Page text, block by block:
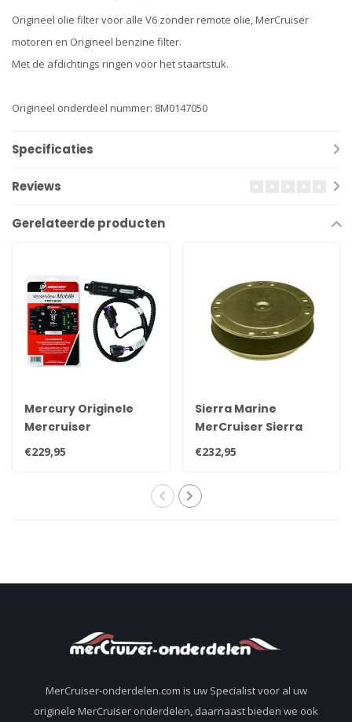
Origineel olie filter voor alle V6 zonder remote olie, MerCruiser
motoren en Origineel benzine filter.
Met de afdichtings ringen voor het staartstuk.
Origineel onderdeel nummer: 8M0147050
Specificaties
Reviews
Gerelateerde producten
Mercury Originele
Mercruiser
VesselView Mobile
bluetooth module, uw
€229,95
Sierra Marine
MerCruiser Sierra
luchtfilter/vlamdover
18-7229 OEM 85785T
€232,95
MerCruiser-onderdelen.com is uw Specialist voor al uw
originele MerCruiser onderdelen, daarnaast bieden we ook